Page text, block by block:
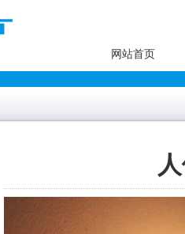
网站首页